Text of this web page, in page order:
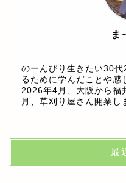
ま
のーんびり生きたい30
るために学んだことや感
2026年4月、大阪から福
月、草刈り屋さん開業し
最